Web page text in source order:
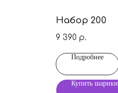
Набор 200
9 390 р.
Подробнее
Купить шарики